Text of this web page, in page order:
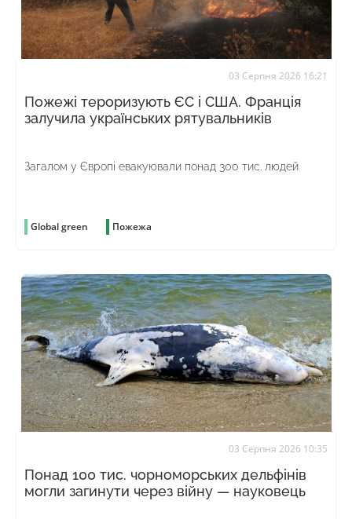
03 Серпня 2026 16:21
Пожежі тероризують ЄС і США. Франція
залучила українських рятувальників
Загалом у Європі евакуювали понад 300 тис. людей
Global green Пожежа
03 Серпня 2026 10:35
Понад 100 тис. чорноморських дельфінів
могли загинути через війну — науковець